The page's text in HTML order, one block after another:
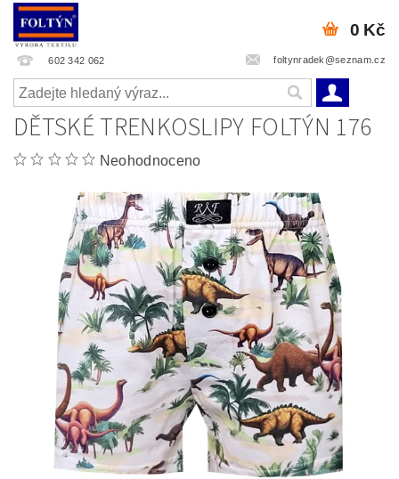
602 342 062 foltynradek@seznam.cz
0 Kč
DĚTSKÉ TRENKOSLIPY FOLTÝN 176
Neohodnoceno